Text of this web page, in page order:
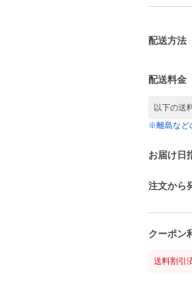
配送方法
配送料金
以下の送
※離島など
お届け日
注文から
クーポン
送料割引